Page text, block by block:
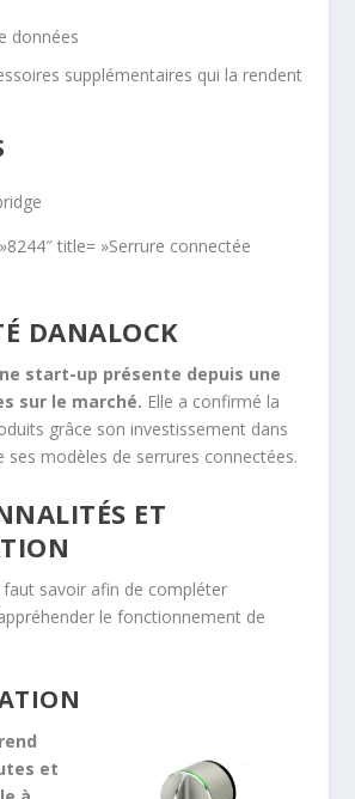
données
supplémentaires qui la rendent
title= »Serrure connectée
DANALOCK
start-up présente depuis une
sur le marché. Elle a confirmé la
grâce son investissement dans
ses modèles de serrures connectées.
ET
faut savoir afin de compléter
le fonctionnement de
et